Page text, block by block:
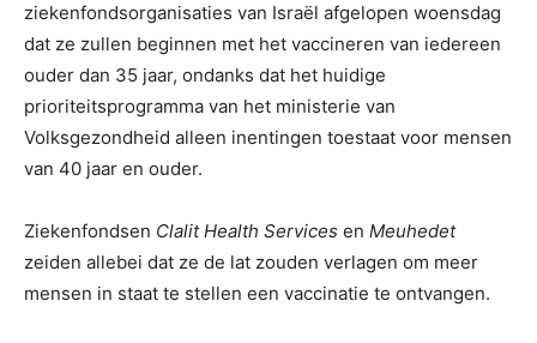
ziekenfondsorganisaties van Israël afgelopen woensdag
dat ze zullen beginnen met het vaccineren van iedereen
ouder dan 35 jaar, ondanks dat het huidige
prioriteitsprogramma van het ministerie van
Volksgezondheid alleen inentingen toestaat voor mensen
van 40 jaar en ouder.
Ziekenfondsen Clalit Health Services en Meuhedet
zeiden allebei dat ze de lat zouden verlagen om meer
mensen in staat te stellen een vaccinatie te ontvangen.